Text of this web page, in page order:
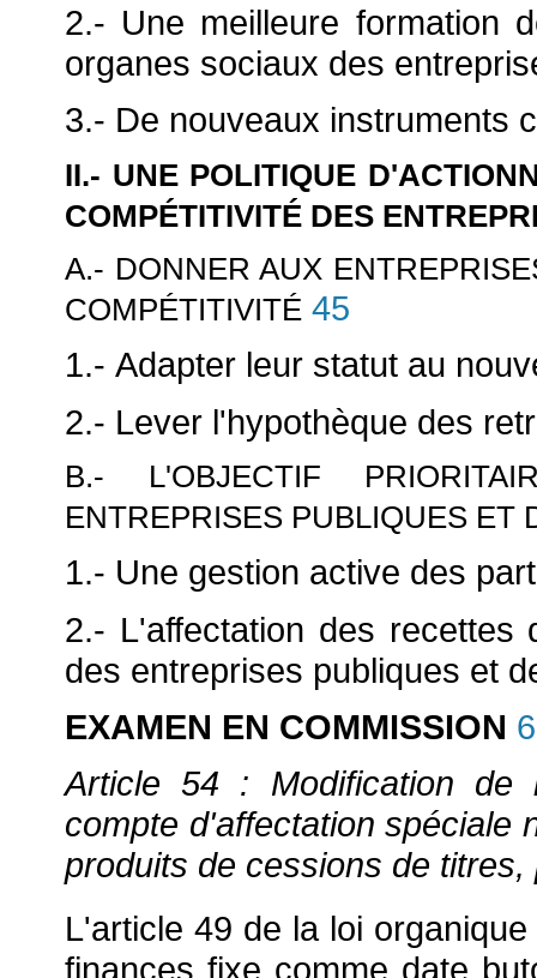
2.- Une meilleure formation
organes sociaux des
3.- De nouveaux instruments
II.- UNE POLITIQUE
COMPÉTITIVITÉ DES
A.- DONNER AUX
COMPÉTITIVITÉ 45
1.- Adapter leur statut au
2.- Lever l'hypothèque des
B.- L'OBJECTIF
ENTREPRISES PUBLIQUES ET
1.- Une gestion active des
2.- L'affectation des recettes
des entreprises publiques et
EXAMEN EN COMMISSION
Article 54 : Modification de
compte d'affectation spéciale
produits de cessions de
L'article 49 de la loi
finances fixe comme date